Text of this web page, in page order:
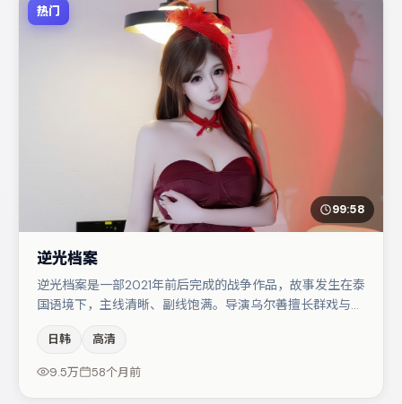
热门
99:58
逆光档案
逆光档案是一部2021年前后完成的战争作品，故事发生在泰
国语境下，主线清晰、副线饱满。导演乌尔善擅长群戏与空
弗在片中承担叙事驱动，文淇、白宇分别提供反差与喜剧/
悬疑调剂（视场次而定）。若你偏爱强类型与清晰主线，这
日韩 高清
9.5万 58个月前